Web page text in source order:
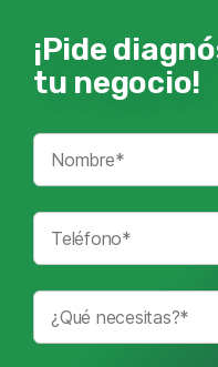
¡Pide
tu negocio!